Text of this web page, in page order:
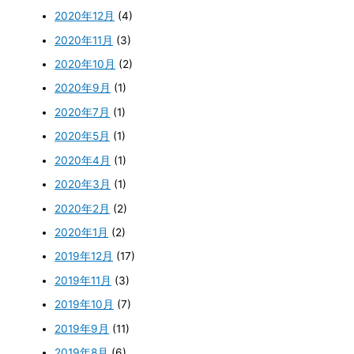
2020年12月 (4)
2020年11月 (3)
2020年10月 (2)
2020年9月 (1)
2020年7月 (1)
2020年5月 (1)
2020年4月 (1)
2020年3月 (1)
2020年2月 (2)
2020年1月 (2)
2019年12月 (17)
2019年11月 (3)
2019年10月 (7)
2019年9月 (11)